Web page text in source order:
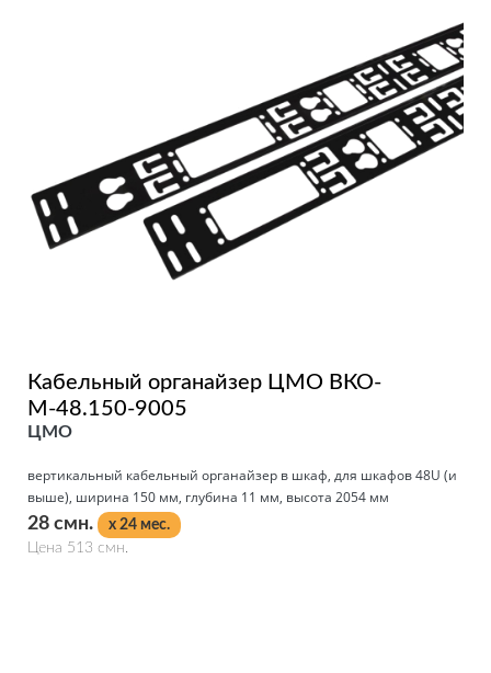
Кабельный органайзер ЦМО ВКО-
М-48.150-9005
ЦМО
вертикальный кабельный органайзер в шкаф, для шкафов 48U (и
выше), ширина 150 мм, глубина 11 мм, высота 2054 мм
28 смн.
x 24 мес.
Цена 513 смн.